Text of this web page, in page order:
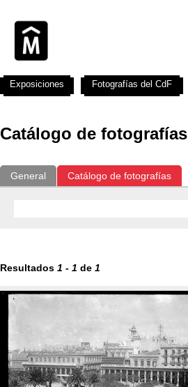
Catálogo de fotografías
General Catálogo de fotografías
Resultados 1 - 1 de 1
Exposiciones Fotografías del CdF